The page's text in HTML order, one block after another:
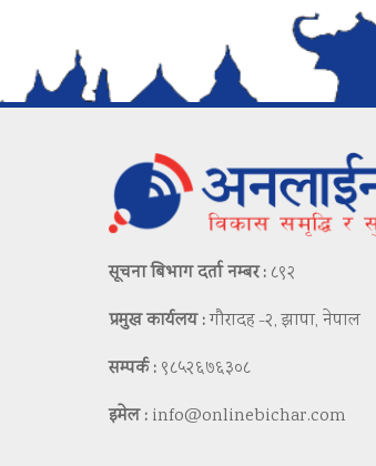
सूचना बिभाग दर्ता नम्बर : ८९२
प्रमुख कार्यलय :गौरादह -२, झापा, नेपाल
सम्पर्क : ९८५२६७६३०८
इमेल : info@onlinebichar.com